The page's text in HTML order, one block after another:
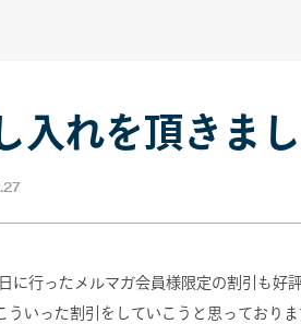
入れを頂きまし
に行ったメルマガ会員様限定の割引も好
ういった割引をしていこうと思っており